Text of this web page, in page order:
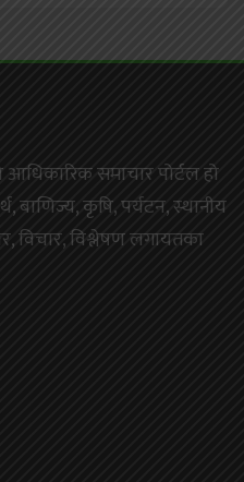
समाचार पोर्टल हो
बाणिज्य, कृषि, पर्यटन, स्थानीय
विचार, विश्लेषण लगायतका